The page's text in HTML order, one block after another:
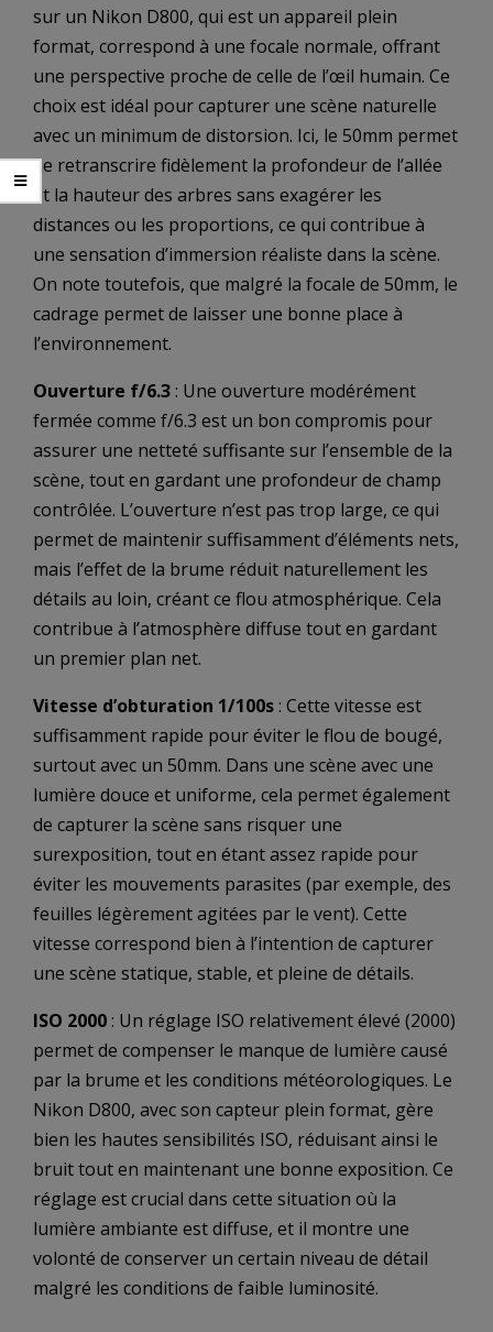
sur un Nikon D800, qui est un appareil plein
format, correspond à une focale normale, offrant
une perspective proche de celle de l’œil humain. Ce
choix est idéal pour capturer une scène naturelle
avec un minimum de distorsion. Ici, le 50mm permet
de retranscrire fidèlement la profondeur de l’allée
et la hauteur des arbres sans exagérer les
distances ou les proportions, ce qui contribue à
une sensation d’immersion réaliste dans la scène.
On note toutefois, que malgré la focale de 50mm, le
cadrage permet de laisser une bonne place à
l’environnement.
Ouverture f/6.3 : Une ouverture modérément
fermée comme f/6.3 est un bon compromis pour
assurer une netteté suffisante sur l’ensemble de la
scène, tout en gardant une profondeur de champ
contrôlée. L’ouverture n’est pas trop large, ce qui
permet de maintenir suffisamment d’éléments nets,
mais l’effet de la brume réduit naturellement les
détails au loin, créant ce flou atmosphérique. Cela
contribue à l’atmosphère diffuse tout en gardant
un premier plan net.
Vitesse d’obturation 1/100s : Cette vitesse est
suffisamment rapide pour éviter le flou de bougé,
surtout avec un 50mm. Dans une scène avec une
lumière douce et uniforme, cela permet également
de capturer la scène sans risquer une
surexposition, tout en étant assez rapide pour
éviter les mouvements parasites (par exemple, des
feuilles légèrement agitées par le vent). Cette
vitesse correspond bien à l’intention de capturer
une scène statique, stable, et pleine de détails.
ISO 2000 : Un réglage ISO relativement élevé (2000)
permet de compenser le manque de lumière causé
par la brume et les conditions météorologiques. Le
Nikon D800, avec son capteur plein format, gère
bien les hautes sensibilités ISO, réduisant ainsi le
bruit tout en maintenant une bonne exposition. Ce
réglage est crucial dans cette situation où la
lumière ambiante est diffuse, et il montre une
volonté de conserver un certain niveau de détail
malgré les conditions de faible luminosité.